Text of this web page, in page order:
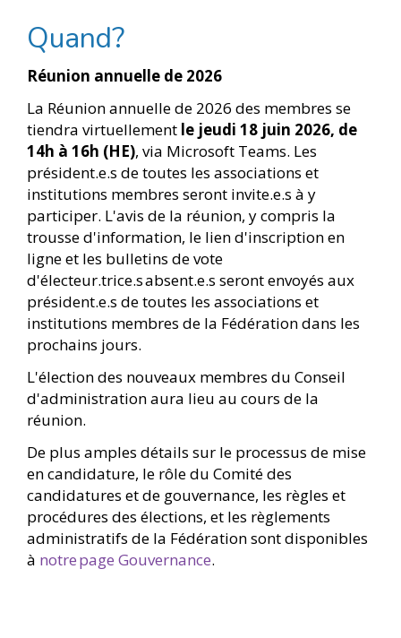
Quand?
Réunion annuelle de 2026
La Réunion annuelle de 2026 des membres se
tiendra virtuellement le jeudi 18 juin 2026, de
14h à 16h (HE), via Microsoft Teams. Les
président.e.s de toutes les associations et
institutions membres seront invite.e.s à y
participer. L'avis de la réunion, y compris la
trousse d'information, le lien d'inscription en
ligne et les bulletins de vote
d'électeur.trice.s absent.e.s seront envoyés aux
président.e.s de toutes les associations et
institutions membres de la Fédération dans les
prochains jours.
L'élection des nouveaux membres du Conseil
d'administration aura lieu au cours de la
réunion.
De plus amples détails sur le processus de mise
en candidature, le rôle du Comité des
candidatures et de gouvernance, les règles et
procédures des élections, et les règlements
administratifs de la Fédération sont disponibles
à notre page Gouvernance.